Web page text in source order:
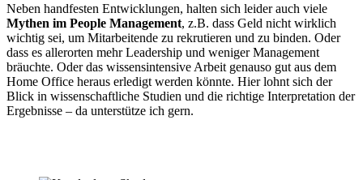
Neben handfesten Entwicklungen, halten sich leider auch viele
Mythen im People Management, z.B. dass Geld nicht wirklich
wichtig sei, um Mitarbeitende zu rekrutieren und zu binden. Oder
dass es allerorten mehr Leadership und weniger Management
bräuchte. Oder das wissensintensive Arbeit genauso gut aus dem
Home Office heraus erledigt werden könnte. Hier lohnt sich der
Blick in wissenschaftliche Studien und die richtige Interpretation der
Ergebnisse – da unterstütze ich gern.